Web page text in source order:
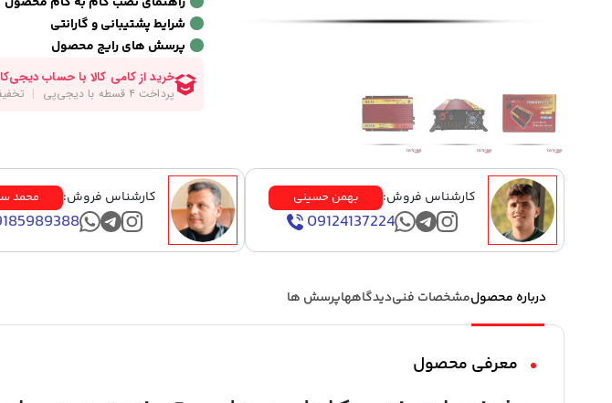
شرایط پشتیبانی و گارانتی
پرسش های رایج محصول
کارشناس فروش: بهمن حسینی
09124137224
کارشناس فروش: محمد
درباره محصولمشخصات فنیدیدگاههاپرسش ها
معرفی محصول